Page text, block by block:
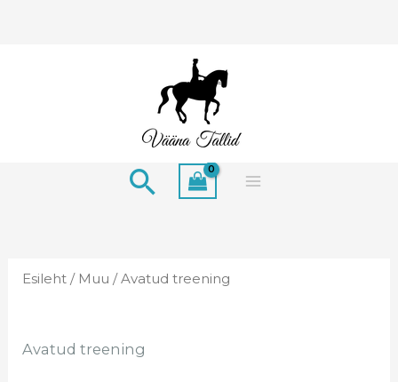
Search
Esileht / Muu / Avatud treening
Avatud treening